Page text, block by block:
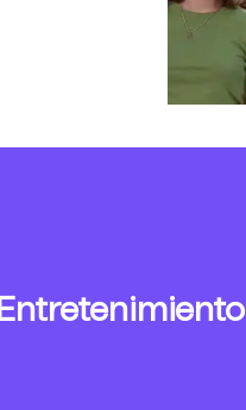
Entretenimiento